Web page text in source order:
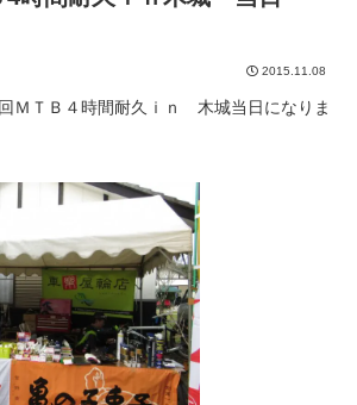
2015.11.08
ＭＴＢ４時間耐久ｉｎ 木城当日になりま